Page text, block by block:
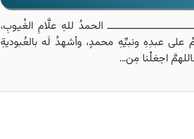
الحمدُ للهِ علَّامِ الغُيوبِ،
على عبدِهِ ونبيِّهِ محمدٍ، وأشهدُ لَه بالعُبوديةِ
اجعَلْنا مِن…